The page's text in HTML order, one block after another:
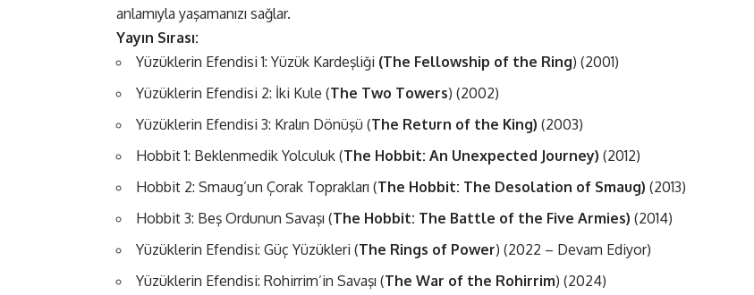
anlamıyla yaşamanızı sağlar.
Yayın Sırası:
Yüzüklerin Efendisi 1: Yüzük Kardeşliği (The Fellowship of the Ring) (2001)
Yüzüklerin Efendisi 2: İki Kule (The Two Towers) (2002)
Yüzüklerin Efendisi 3: Kralın Dönüşü (The Return of the King) (2003)
Hobbit 1: Beklenmedik Yolculuk (The Hobbit: An Unexpected Journey) (2012)
Hobbit 2: Smaug’un Çorak Toprakları (The Hobbit: The Desolation of Smaug) (2013)
Hobbit 3: Beş Ordunun Savaşı (The Hobbit: The Battle of the Five Armies) (2014)
Yüzüklerin Efendisi: Güç Yüzükleri (The Rings of Power) (2022 – Devam Ediyor)
Yüzüklerin Efendisi: Rohirrim’in Savaşı (The War of the Rohirrim) (2024)